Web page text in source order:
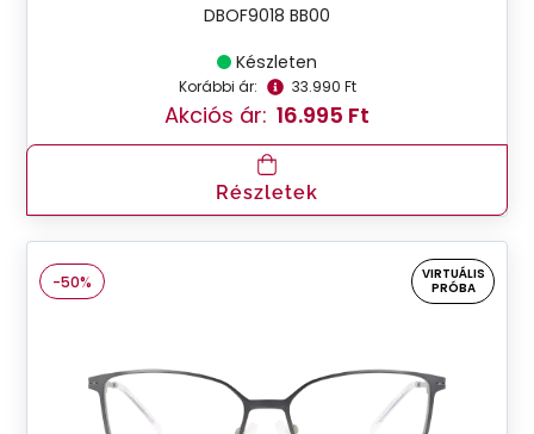
DBOF9018 BB00
Készleten
Korábbi ár: 33.990 Ft
Akciós ár: 16.995 Ft
Részletek
-50%
VIRTUÁLIS
PRÓBA